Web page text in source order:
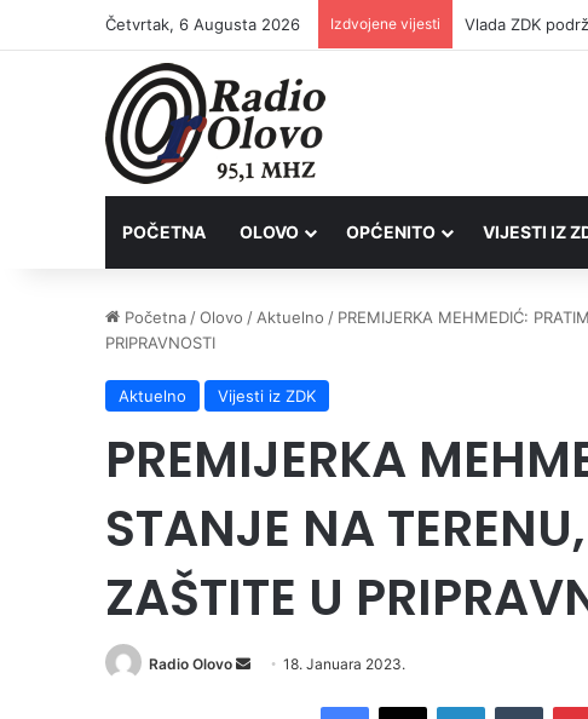
Četvrtak, 6 Augusta 2026 Izdvojene vijesti
POČETNA OLOVO OPĆENITO VIJESTI IZ
Početna /Olovo / Aktuelno / PREMIJERKA MEHMEDIĆ:
PRIPRAVNOSTI
Aktuelno Vijesti iz ZDK
PREMIJERKA
STANJE NA
ZAŠTITE U
Radio Olovo
Send18. Januara 2023.
Facebook
X LinkedIn